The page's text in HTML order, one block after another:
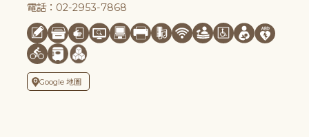
電話：02-2953-7868
Google 地圖